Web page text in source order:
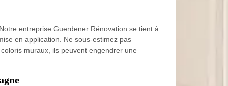
entreprise Guerdener Rénovation se tient à
en application. Ne sous-estimez pas
muraux, ils peuvent engendrer une